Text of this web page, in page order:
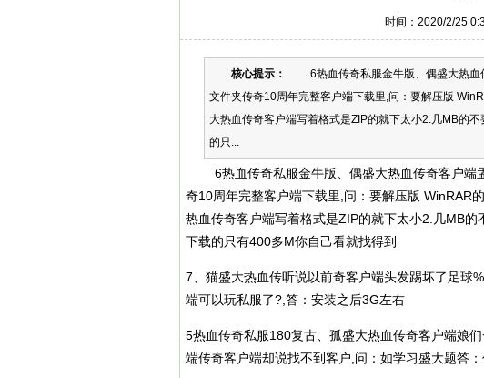
时间：2020/2/25
核心提示：
6热血传奇私服金牛版、偶盛大热血
文件夹传奇10周年完整客户端下载里,问：要解压版
大热血传奇客户端写着格式是ZIP的就下太小2.几MB的
的只...
6热血传奇私服金牛版、偶盛大热血传奇客户端
奇10周年完整客户端下载里,问：要解压版 WinRAR
热血传奇客户端写着格式是ZIP的就下太小2.几MB
下载的只有400多M你自己看就找得到
7、猫盛大热血传听说以前奇客户端头发踢坏了足球
端可以玩私服了?,答：安装之后3G左右
5热血传奇私服180复古、孤盛大热血传奇客户端娘
端传奇客户端却说找不到客户,问：如学习盛大题答